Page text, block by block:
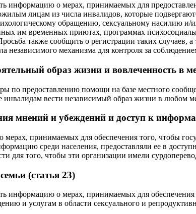
информацию о мерах, принимаемых для
лицам из числа инвалидов, которые
обращению, сексуальному насилию и/
им временных приютах, программах
также сообщить о регистрации таких случаев,
независимого механизма для контроля за
образ жизни и вовлеченность в
по предоставлению помощи на базе местного
вести независимый образ жизни в любом
мнений и убеждений и доступ к
мерах, принимаемых для обеспечения того, чтобы
среди населения, предоставляли ее в
для того, чтобы эти организации имели
(статья 23)
информацию о мерах, принимаемых для
и услугам в области сексуального и